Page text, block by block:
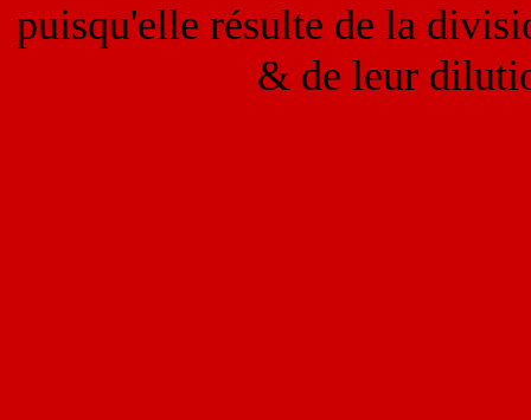
puisqu'elle résulte de la
& de leur